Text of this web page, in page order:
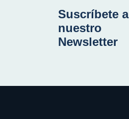
Suscríbete a
nuestro
Newsletter